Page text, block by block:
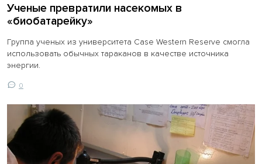
Ученые превратили насекомых в
«биобатарейку»
Группа ученых из университета Case Western Reserve смогла
использовать обычных тараканов в качестве источника
энергии.
0